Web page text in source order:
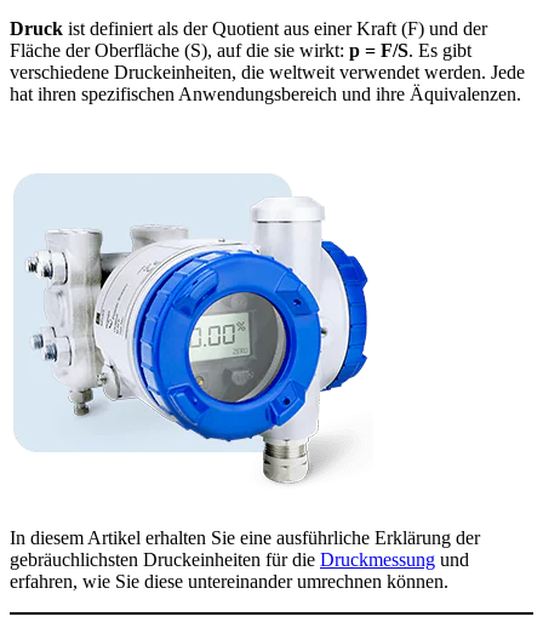
Druck ist definiert als der Quotient aus einer Kraft (F) und der
Fläche der Oberfläche (S), auf die sie wirkt: p = F/S. Es gibt
verschiedene Druckeinheiten, die weltweit verwendet werden. Jede
hat ihren spezifischen Anwendungsbereich und ihre Äquivalenzen.
In diesem Artikel erhalten Sie eine ausführliche Erklärung der
gebräuchlichsten Druckeinheiten für die Druckmessung und
erfahren, wie Sie diese untereinander umrechnen können.